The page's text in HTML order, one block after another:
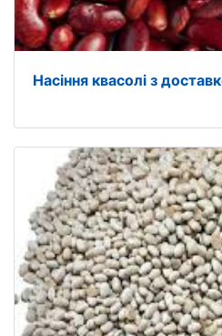
Насіння квасолі з